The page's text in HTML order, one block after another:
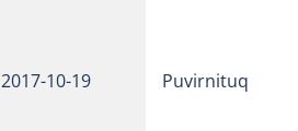
2017-10-19 Puvirnituq